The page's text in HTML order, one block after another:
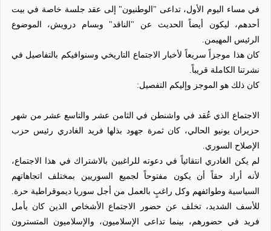
في مساء اليوم الأول، تداعى "الوطنيون" إلى عقد جلسة خاصة في بيت
أحدهم، ليكون أيضاً الحديث عن "الناقد" وبسام درويش، الموضوع
الرئيس المهيمن.
كان هذا موجزاً سريعاً لأخبار الاجتماع التاريخي وسنوافيكم بالتفاصيل في
نشرتنا الكاملة قريباً.
كان ذلك هو الموجز وإليكم التفصيل:
الاجتماع الذي عُقد في واشنطن في الثامن عشر والتاسع عشر من شهر
حزيران يونيو الحالي، كان ثمرة جهود بذلها فريد الغادري رئيس حزب
الإصلاح السوري.
لم يكن الغادري انتقائياً في دعوته للراغبين بالاشتراك في هذا الاجتماع،
لأنه أراد حقاً أن يكون مفتوحاً لجميع السوريين بمختلف اتجاهاتهم
السياسية وطوائفهم وكل راغبٍ بالعمل من أجل سوريا ديموقراطية حرة.
للأسف الشديد، تخلف عن حضور الاجتماع الأشخاص الذين كان يأمل
فريد في حضورهم، بينما تداعى الإسلاميون، والإسلاميون المتسترون